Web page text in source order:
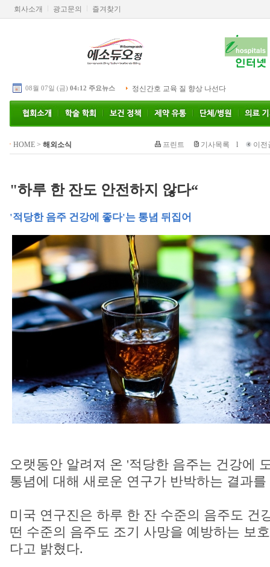
회사소개 광고문의 즐겨찾기
08월 07일 (금) 04:12 주요뉴스 정신간호 교육 질 향상 나선다
HOME> 해외소식 프린트 기사목록 l 이전
"하루 한 잔도 안전하지 않다“
'적당한 음주 건강에 좋다'는 통념 뒤집어
오랫동안 알려져 온 '적당한 음주는 건강에
통념에 대해 새로운 연구가 반박하는 결과를
미국 연구진은 하루 한 잔 수준의 음주도 건
떤 수준의 음주도 조기 사망을 예방하는 보
다고 밝혔다.